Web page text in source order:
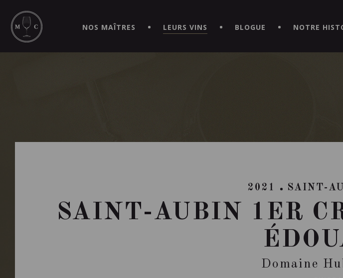
MAITRE | CAVISTE VIRTUEL!
NOS MAÎTRES LEURS VINS BLOGUE NOTRE
2021 SAINT-
SAINT-AUBIN 1ER
Domaine